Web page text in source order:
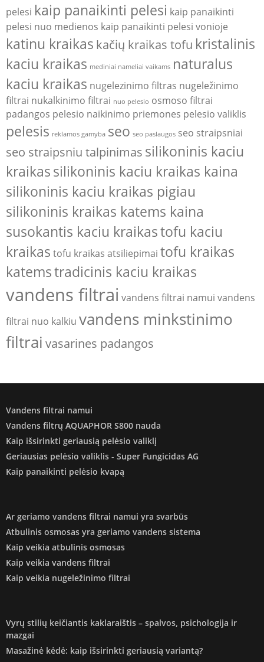
pelesi kaip panaikinti pelesi kaip panaikinti
pelesi nuo medienos kaip panaikinti pelesi vonioje
katinu kraikas kačių kraikas tofu kristalinis
kaciu kraikas mediniai nameliai vaikams naturalus
kaciu kraikas nugelezinimo filtras nugeležinimo
filtrai nukalkinimo filtrai nuo pelesio osmoso filtrai
padangos pelesio naikinimo priemones pelesio valiklis
pelesis reklamos gamyba seo seo paslaugos seo straipsniai
seo straipsniu talpinimas silikoninis kaciu
kraikassilikoninis kaciu kraikas kaina
silikoninis kaciu kraikas pigiau
silikoninis kraikas katems kaina
susokantis kaciu kraikastofu kaciu
kraikas tofu kraikas atsiliepimai tofu kraikas
katemstradicinis kaciu kraikas
vandens filtrai vandens filtrai namui vandens
filtrai nuo kalkiu vandens minkstinimo
filtrai vasarines padangos
Vandens filtrai namui
Vandens filtrų AQUAPHOR S800 nauda
Kaip išsirinkti geriausią pelėsio valiklį
Geriausias pelėsio valiklis - Super Fungicidas AG
Kaip panaikinti pelėsio kvapą
Ar geriamo vandens filtrai namui yra svarbūs
Atbulinis osmosas yra geriamo vandens sistema
Kaip veikia atbulinis osmosas
Kaip veikia vandens filtrai
Kaip veikia nugeležinimo filtrai
Vyrų stilių keičiantis kaklaraištis – spalvos, psichologija ir
mazgai
Masažinė kėdė: kaip išsirinkti geriausią variantą?